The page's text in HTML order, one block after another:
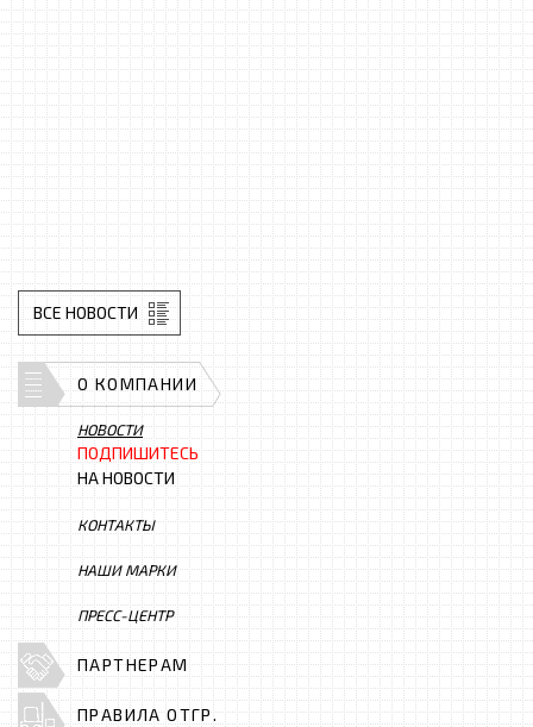
ВСЕ НОВОСТИ
О КОМПАНИИ
НОВОСТИ
ПОДПИШИТЕСЬ
НА НОВОСТИ
КОНТАКТЫ
НАШИ МАРКИ
ПРЕСС-ЦЕНТР
ПАРТНЕРАМ
ПРАВИЛА ОТГР.